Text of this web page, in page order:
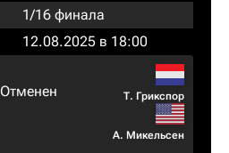
1/16 финала
12.08.2025 в 18:00
Отменен Т. Грикспор
А. Микельсен